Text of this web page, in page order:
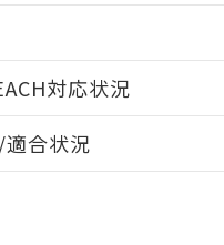
とができます。
ログイン/会員登録
対応状況
注意事項・凡例
合状況
指します。
の非含有証明書（当社基準
で、過去に遡って非含有を
ではありません。
RoHS指令のフタル酸エス
に未対応品が混在することか
応日を記載しておりました